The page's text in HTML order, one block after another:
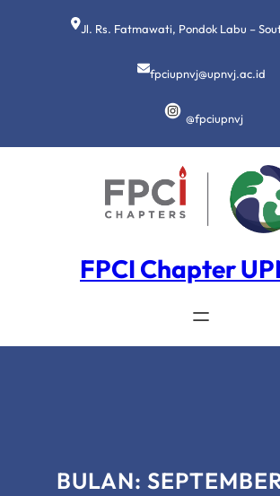
Jl. Rs. Fatmawati, Pondok Labu –
fpciupnvj@upnvj.ac.id
@fpciupnvj
FPCI Chapter
BULAN: